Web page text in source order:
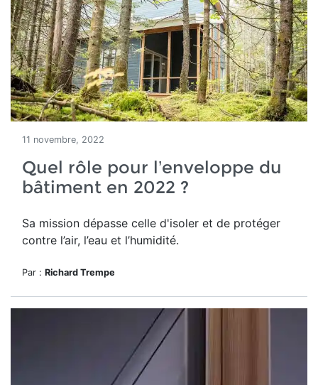
11 novembre, 2022
Quel rôle pour l’enveloppe du
bâtiment en 2022 ?
Sa mission dépasse celle d'isoler et de protéger
contre l’air, l’eau et l’humidité.
Par : Richard Trempe